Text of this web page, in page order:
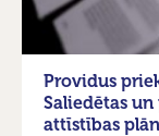
Providus
Saliedētas
attīstības